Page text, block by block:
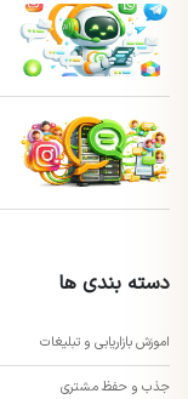
دسته بندی ها
اموزش بازاریابی و تبلیغات
جذب و حفظ مشتری